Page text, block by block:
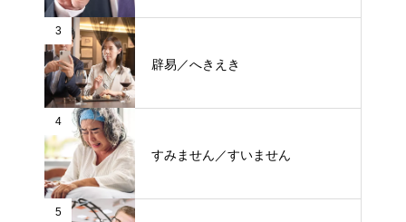
3
辟易／へきえき
4
すみません／すいません
5